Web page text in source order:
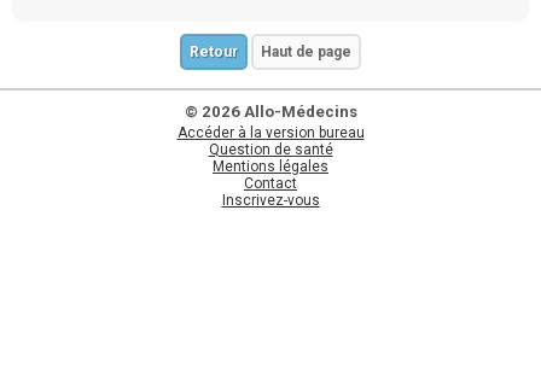
Retour Haut de page
© 2026 Allo-Médecins
Accéder à la version bureau
Question de santé
Mentions légales
Contact
Inscrivez-vous